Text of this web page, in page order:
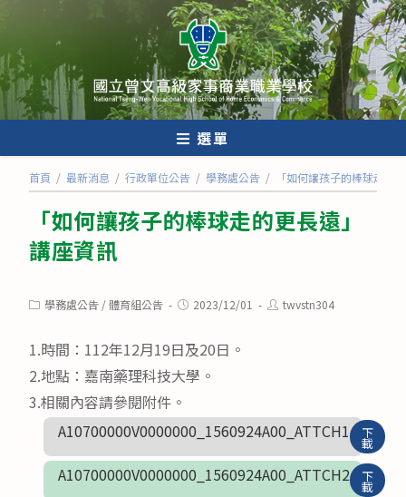
轉
至
主
要
內
選單
首頁 / 最新消息 / 行政單位公告 / 學務處公告 / 「如何讓孩子的棒球走的
「如何讓孩子的棒球走的更長遠」
講座資訊
Post學務處公告 /體育組公告
Post2023/12/01
Posttwvstn304
1.時間：112年12月19日及20日。
2.地點：嘉南藥理科技大學。
3.相關內容請參閱附件。
A10700000V0000000_1560924A00_ATTCH1
下
載
A10700000V0000000_1560924A00_ATTCH2 下
載